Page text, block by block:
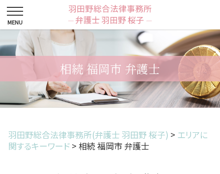
相続 福岡市 弁護士
羽田野総合法律事務所(弁護士 羽田野 桜子) > エリアに
関するキーワード > 相続 福岡市 弁護士